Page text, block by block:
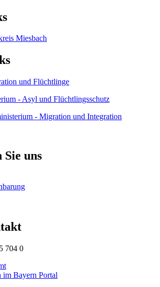
Miesbach
und Flüchtlinge
- Asyl und Flüchtlingsschutz
- Migration und Integration
Sie uns
704 0
im Bayern Portal